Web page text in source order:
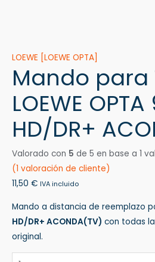
LOEWE [LOEWE OPTA]
Mando para
LOEWE OPTA
HD/DR+
Valorado con 5 de 5 en base a 1
(1 valoración de cliente)
11,50 € IVA incluido
Mando a distancia de reemplazo
HD/DR+ ACONDA(TV) con todas
original.